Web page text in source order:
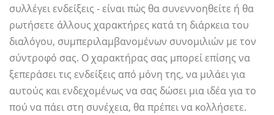
συλλέγει ενδείξεις - είναι πώς θα συνεννοηθείτε ή θα
ρωτήσετε άλλους χαρακτήρες κατά τη διάρκεια του
διαλόγου, συμπεριλαμβανομένων συνομιλιών με τον
σύντροφό σας. Ο χαρακτήρας σας μπορεί επίσης να
ξεπεράσει τις ενδείξεις από μόνη της, να μιλάει για
αυτούς και ενδεχομένως να σας δώσει μια ιδέα για το
πού να πάει στη συνέχεια, θα πρέπει να κολλήσετε.